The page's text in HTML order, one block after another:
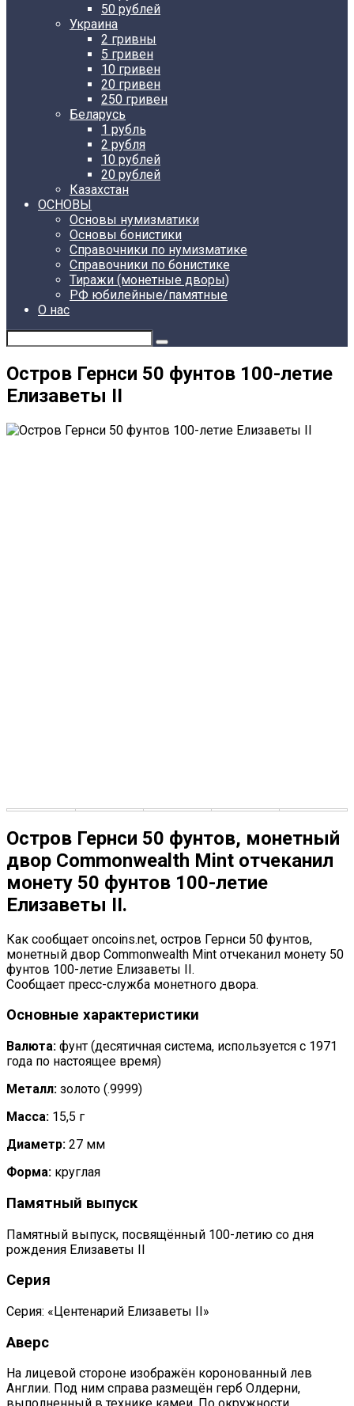
50 рублей
Украина
2 гривны
5 гривен
10 гривен
20 гривен
250 гривен
Беларусь
1 рубль
2 рубля
10 рублей
20 рублей
Казахстан
ОСНОВЫ
Основы нумизматики
Основы бонистики
Справочники по нумизматике
Справочники по бонистике
Тиражи (монетные дворы)
РФ юбилейные/памятные
О нас
Остров Гернси 50 фунтов 100-летие
Елизаветы II
Остров Гернси 50 фунтов, монетный
двор Commonwealth Mint отчеканил
монету 50 фунтов 100-летие
Елизаветы II.
Как сообщает oncoins.net, остров Гернси 50 фунтов,
монетный двор Commonwealth Mint отчеканил монету 50
фунтов 100-летие Елизаветы II.
Сообщает пресс-служба монетного двора.
Основные характеристики
Валюта: фунт (десятичная система, используется с 1971
года по настоящее время)
Металл: золото (.9999)
Масса: 15,5 г
Диаметр: 27 мм
Форма: круглая
Памятный выпуск
Памятный выпуск, посвящённый 100-летию со дня
рождения Елизаветы II
Серия
Серия: «Центенарий Елизаветы II»
Аверс
На лицевой стороне изображён коронованный лев
Англии. Под ним справа размещён герб Олдерни,